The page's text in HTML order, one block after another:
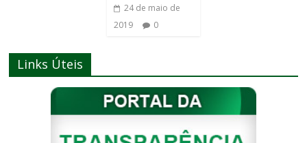
24 de maio de
2019
0
Links Úteis